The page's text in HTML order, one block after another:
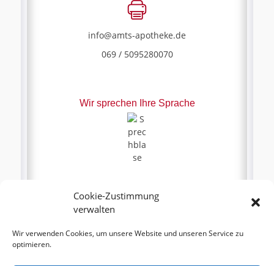
Cookie-Zustimmung
verwalten
Wir verwenden Cookies, um unsere Website und unseren Service zu
optimieren.
info@amts-apotheke.de
069 / 5095280070
Wir sprechen Ihre Sprache